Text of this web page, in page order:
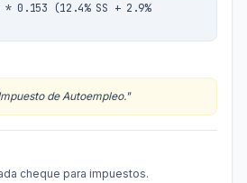
0.153 (12.4% SS + 2.9%
de Autoempleo."
cheque para impuestos.